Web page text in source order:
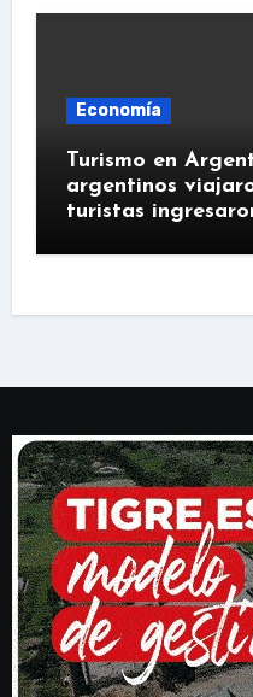
Economía
Turismo en
argentinos
turistas